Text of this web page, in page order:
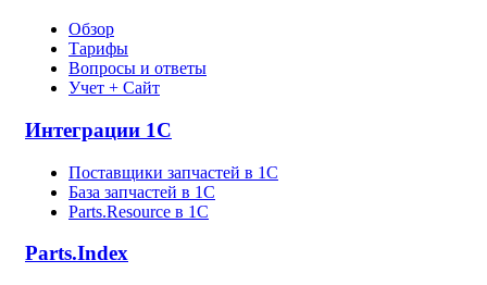
Обзор
Тарифы
Вопросы и ответы
Учет + Сайт
Интеграции 1С
Поставщики запчастей в 1C
База запчастей в 1С
Parts.Resource в 1C
Parts.Index